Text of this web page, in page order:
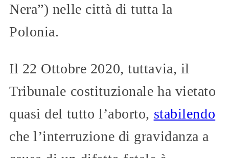
Nera”) nelle città di tutta la
Polonia.
Il 22 Ottobre 2020, tuttavia, il
Tribunale costituzionale ha vietato
quasi del tutto l’aborto, stabilendo
che l’interruzione di gravidanza a